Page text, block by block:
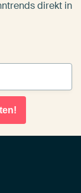
direkt in